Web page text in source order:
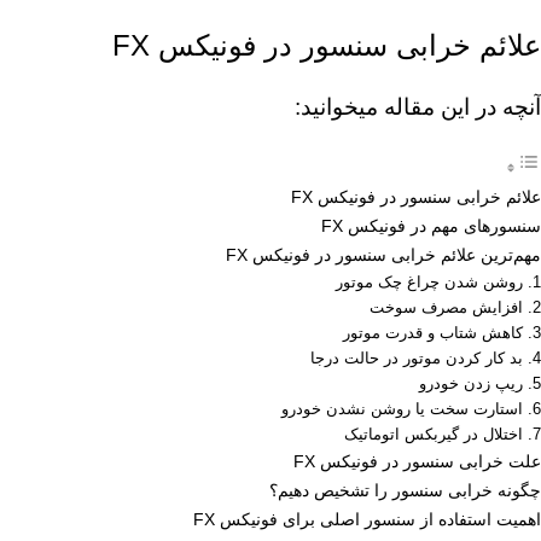
علائم خرابی سنسور در فونیکس FX
آنچه در این مقاله میخوانید:
علائم خرابی سنسور در فونیکس FX
سنسورهای مهم در فونیکس FX
مهم‌ترین علائم خرابی سنسور در فونیکس FX
1. روشن شدن چراغ چک موتور
2. افزایش مصرف سوخت
3. کاهش شتاب و قدرت موتور
4. بد کار کردن موتور در حالت درجا
5. ریپ زدن خودرو
6. استارت سخت یا روشن نشدن خودرو
7. اختلال در گیربکس اتوماتیک
علت خرابی سنسور در فونیکس FX
چگونه خرابی سنسور را تشخیص دهیم؟
اهمیت استفاده از سنسور اصلی برای فونیکس FX